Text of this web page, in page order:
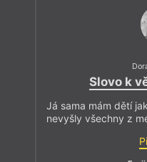
Slovo k
Já sama mám dětí
nevyšly všechny z